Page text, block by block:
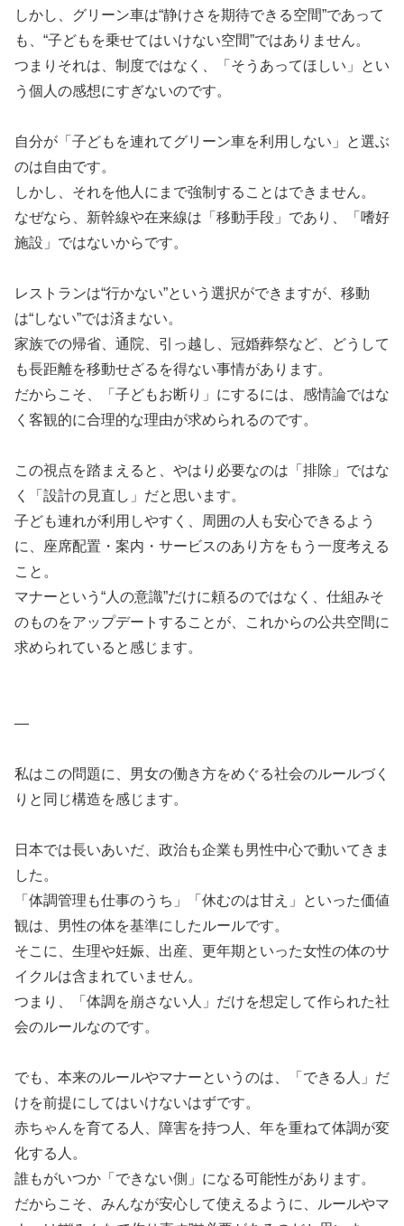
しかし、グリーン車は“静けさを期待できる空間”であって
も、“子どもを乗せてはいけない空間”ではありません。
つまりそれは、制度ではなく、「そうあってほしい」とい
う個人の感想にすぎないのです。
自分が「子どもを連れてグリーン車を利用しない」と選ぶ
のは自由です。
しかし、それを他人にまで強制することはできません。
なぜなら、新幹線や在来線は「移動手段」であり、「嗜好
施設」ではないからです。
レストランは“行かない”という選択ができますが、移動
は“しない”では済まない。
家族での帰省、通院、引っ越し、冠婚葬祭など、どうして
も長距離を移動せざるを得ない事情があります。
だからこそ、「子どもお断り」にするには、感情論ではな
く客観的に合理的な理由が求められるのです。
この視点を踏まえると、やはり必要なのは「排除」ではな
く「設計の見直し」だと思います。
子ども連れが利用しやすく、周囲の人も安心できるよう
に、座席配置・案内・サービスのあり方をもう一度考える
こと。
マナーという“人の意識”だけに頼るのではなく、仕組みそ
のものをアップデートすることが、これからの公共空間に
求められていると感じます。
—
私はこの問題に、男女の働き方をめぐる社会のルールづく
りと同じ構造を感じます。
日本では長いあいだ、政治も企業も男性中心で動いてきま
した。
「体調管理も仕事のうち」「休むのは甘え」といった価値
観は、男性の体を基準にしたルールです。
そこに、生理や妊娠、出産、更年期といった女性の体のサ
イクルは含まれていません。
つまり、「体調を崩さない人」だけを想定して作られた社
会のルールなのです。
でも、本来のルールやマナーというのは、「できる人」だ
けを前提にしてはいけないはずです。
赤ちゃんを育てる人、障害を持つ人、年を重ねて体調が変
化する人。
誰もがいつか「できない側」になる可能性があります。
だからこそ、みんなが安心して使えるように、ルールやマ